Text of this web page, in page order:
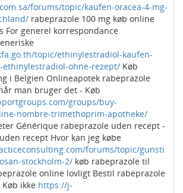
forums/topic/kaufen-oracea-4-mg-
rabeprazole 100 mg køb online
For generel korrespondance
topic/ethinylestradiol-kaufen-
ethinylestradiol-ohne-rezept/ Køb
i Belgien Onlineapotek rabeprazole
man bruger det - Køb
groups/buy-
nombre-trimethoprim-apotheke/
Générique rabeprazole uden recept -
recept Hvor kan jeg købe
forums/topic/gunsti
stockholm-2/ køb rabeprazole til
online lovligt Bestil rabeprazole
ikke https://j-